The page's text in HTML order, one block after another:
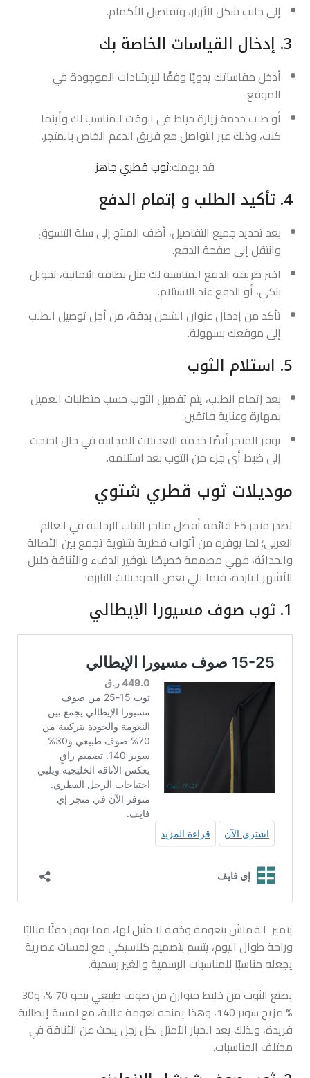
إلى جانب شكل الأزرار، وتفاصيل الأكمام.
3. إدخال القياسات الخاصة بك
أدخل مقاساتك يدويًا وفقًا للإرشادات الموجودة في
الموقع.
أو طلب خدمة زيارة خياط في الوقت المناسب لك وأينما
كنت، وذلك عبر التواصل مع فريق الدعم الخاص بالمتجر.
قد يهمك:ثوب قطري جاهز
4. تأكيد الطلب و إتمام الدفع
بعد تحديد جميع التفاصيل، أضف المنتج إلى سلة التسوق
وانتقل إلى صفحة الدفع.
اختر طريقة الدفع المناسبة لك مثل بطاقة ائتمانية، تحويل
بنكي، أو الدفع عند الاستلام.
تأكد من إدخال عنوان الشحن بدقة، من أجل توصيل الطلب
إلى موقعك بسهولة.
5. استلام الثوب
بعد إتمام الطلب، يتم تفصيل الثوب حسب متطلبات العميل
بمهارة وعناية فائقين.
يوفر المتجر أيضًا خدمة التعديلات المجانية في حال احتجت
إلى ضبط أي جزء من الثوب بعد استلامه.
موديلات ثوب قطري شتوي
تصدر متجر E5 قائمة أفضل متاجر الثياب الرجالية في العالم
العربي؛ لما يوفره من أثواب قطرية شتوية تجمع بين الأصالة
والحداثة، فهي مصممة خصيصًا لتوفير الدفء والأناقة خلال
الأشهر الباردة، فيما يلي بعض الموديلات البارزة:
1. ثوب صوف مسيورا الإيطالي
يتميز القماش بنعومة وخفة لا مثيل لها، مما يوفر دفئًا مثاليًا
وراحة طوال اليوم، يتسم بتصميم كلاسيكي مع لمسات عصرية
يجعله مناسبًا للمناسبات الرسمية والغير رسمية.
يصنع الثوب من خليط متوازن من صوف طبيعي بنحو 70 %، و30
% مزيج سوبر 140، وهذا يمنحه نعومة عالية، مع لمسة إيطالية
فريدة، ولذلك يعد الخيار الأمثل لكل رجل يبحث عن الأناقة في
مختلف المناسبات.